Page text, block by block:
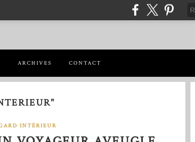
ARCHIVES CONTACT
INTÉRIEUR